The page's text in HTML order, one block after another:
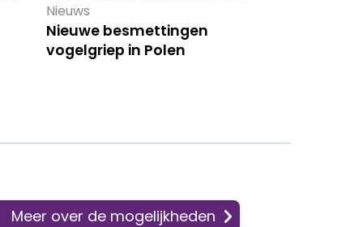
Nieuws
Nieuwe besmettingen
vogelgriep in Polen
Meer over de mogelijkheden